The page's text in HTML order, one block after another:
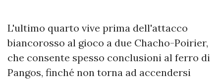
L'ultimo quarto vive prima dell'attacco
biancorosso al gioco a due Chacho-Poirier,
che consente spesso conclusioni al ferro di
Pangos, finché non torna ad accendersi